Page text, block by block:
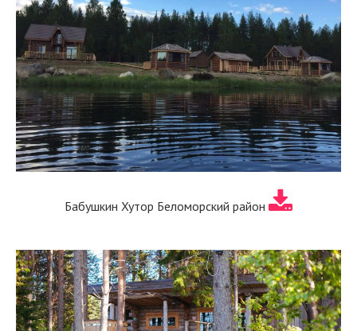
Бабушкин Хутор Беломорский район